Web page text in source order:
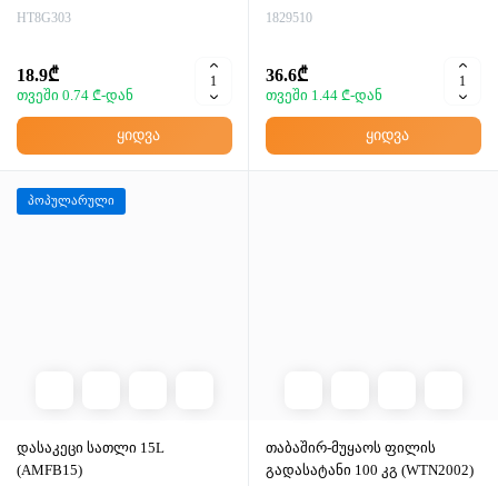
HT8G303
18.9₾
თვეში 0.74 ₾-დან
ყიდვა
1829510
36.6₾
თვეში 1.44 ₾-დან
ყიდვა
პოპულარული
დასაკეცი სათლი 15L
(AMFB15)
თაბაშირ-მუყაოს ფილის
გადასატანი 100 კგ (WTN2002)